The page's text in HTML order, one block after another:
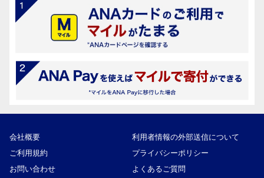
会社概要
利用者情報の外部送信について
ご利用規約
プライバシーポリシー
お問い合わせ
よくあるご質問